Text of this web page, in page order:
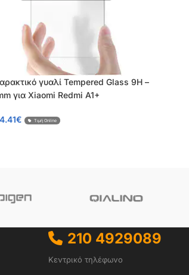
γυαλί Tempered Glass 9H –
για Xiaomi Redmi A1+
4.41€ Τιμή Online
210 4929089
Κεντρικό τηλέφωνο